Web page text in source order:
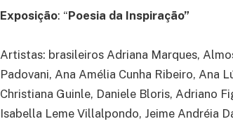
Exposição: “Poesia da Inspiração”
Artistas: brasileiros Adriana Marques,
Padovani, Ana Amélia Cunha Ribeiro, Ana
Christiana Guinle, Daniele Bloris, Adriano
Isabella Leme Villalpondo, Jeime Andréia